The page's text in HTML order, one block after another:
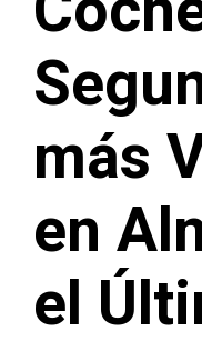
más
en
el